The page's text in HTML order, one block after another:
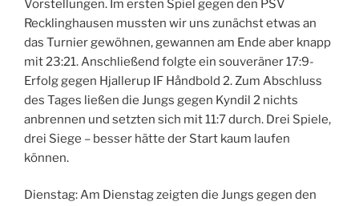
Vorstellungen. Im ersten Spiel gegen den PSV
Recklinghausen mussten wir uns zunächst etwas an
das Turnier gewöhnen, gewannen am Ende aber knapp
mit 23:21. Anschließend folgte ein souveräner 17:9-
Erfolg gegen Hjallerup IF Håndbold 2. Zum Abschluss
des Tages ließen die Jungs gegen Kyndil 2 nichts
anbrennen und setzten sich mit 11:7 durch. Drei Spiele,
drei Siege – besser hätte der Start kaum laufen
können.
Dienstag: Am Dienstag zeigten die Jungs gegen den